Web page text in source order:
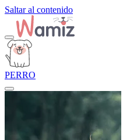
Saltar al contenido
PERRO